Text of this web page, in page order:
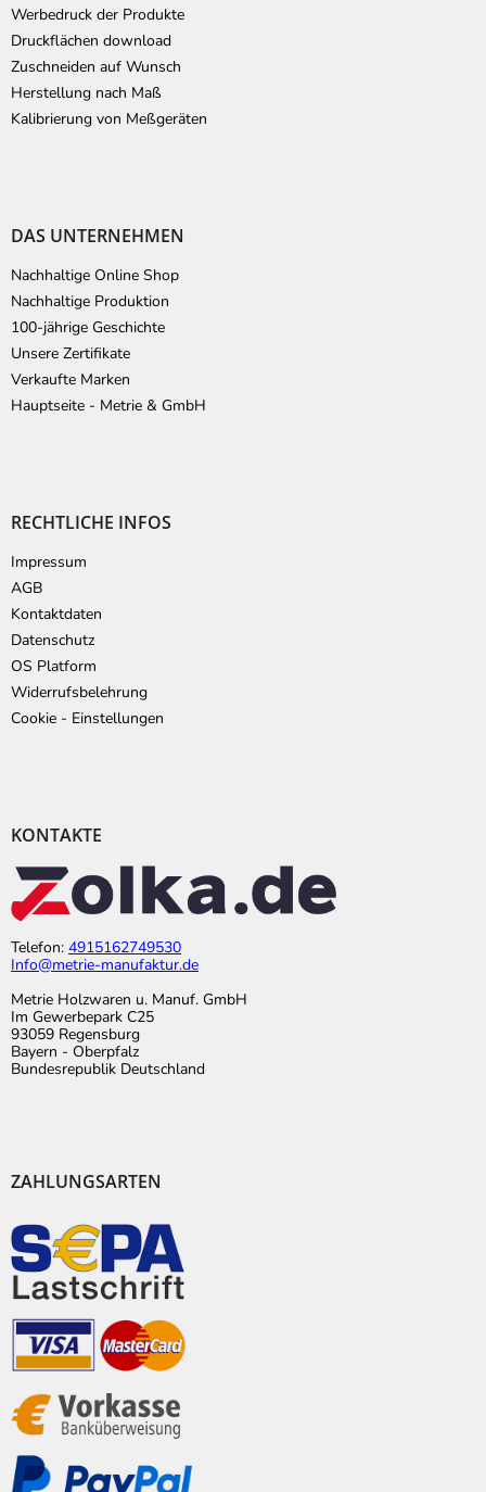
Werbedruck der Produkte
Druckflächen download
Zuschneiden auf Wunsch
Herstellung nach Maß
Kalibrierung von Meßgeräten
DAS UNTERNEHMEN
Nachhaltige Online Shop
Nachhaltige Produktion
100-jährige Geschichte
Unsere Zertifikate
Verkaufte Marken
Hauptseite - Metrie & GmbH
RECHTLICHE INFOS
Impressum
AGB
Kontaktdaten
Datenschutz
OS Platform
Widerrufsbelehrung
Cookie - Einstellungen
KONTAKTE
Telefon: 4915162749530
Info@metrie-manufaktur.de
Metrie Holzwaren u. Manuf. GmbH
Im Gewerbepark C25
93059 Regensburg
Bayern - Oberpfalz
Bundesrepublik Deutschland
ZAHLUNGSARTEN